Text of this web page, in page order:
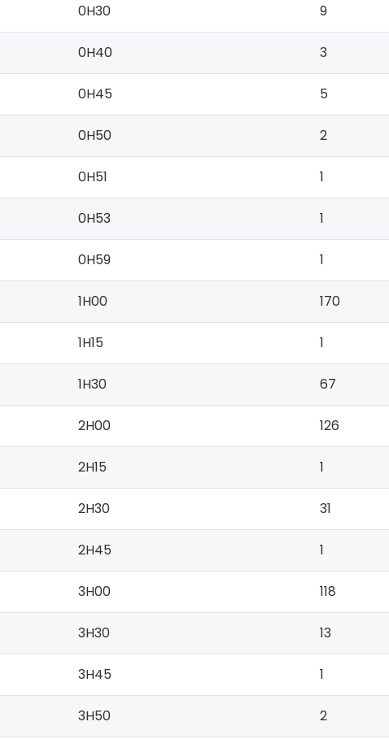
0H30 9
0H40 3
0H45 5
0H50 2
0H51 1
0H53 1
0H59 1
1H00 170
1H15 1
1H30 67
2H00 126
2H15 1
2H30 31
2H45 1
3H00 118
3H30 13
3H45 1
3H50 2